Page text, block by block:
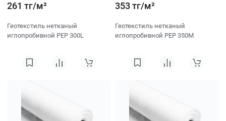
261 тг/м²
Геотекстиль нетканый
иглопробивной PEP 300L
353 тг/м²
Геотекстиль нетканый
иглопробивной PEP 350M